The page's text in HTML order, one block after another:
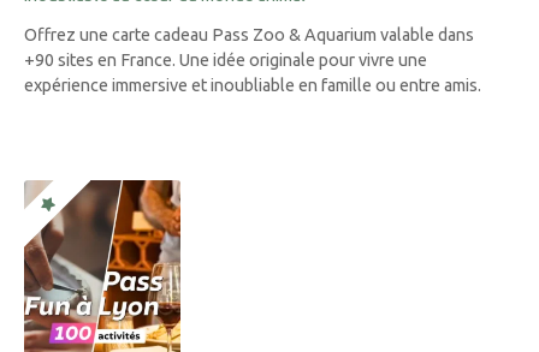
Offrez une carte cadeau Pass Zoo & Aquarium valable dans
+90 sites en France. Une idée originale pour vivre une
expérience immersive et inoubliable en famille ou entre amis.